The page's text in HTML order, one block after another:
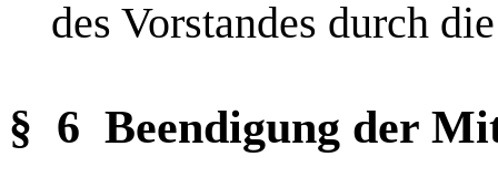
des Vorstandes durch
§ 6 Beendigung der